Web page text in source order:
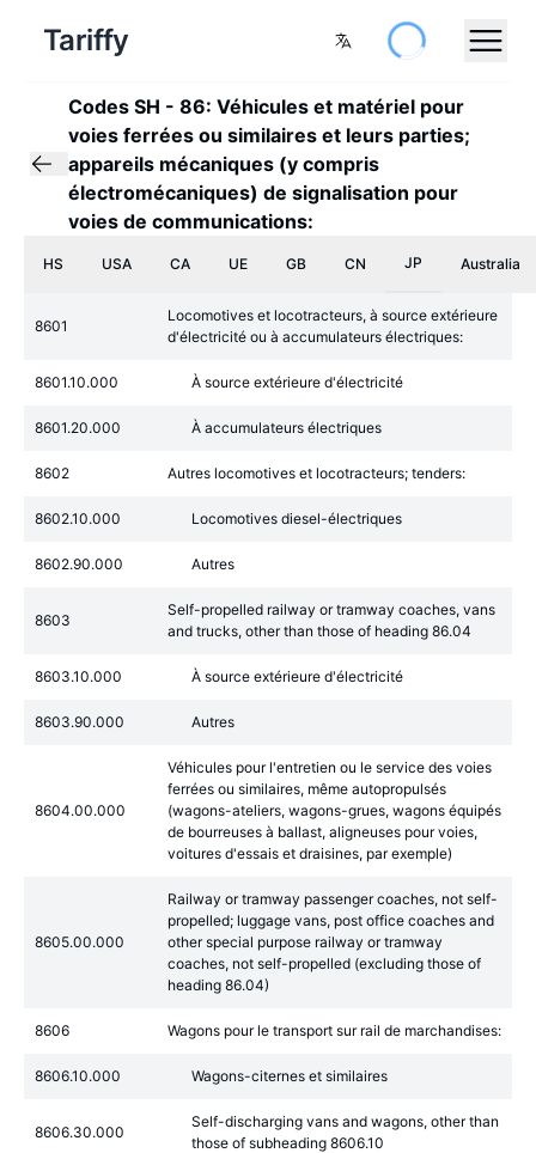
Tariffy
Codes SH - 86: Véhicules et matériel pour
voies ferrées ou similaires et leurs parties;
appareils mécaniques (y compris
électromécaniques) de signalisation pour
voies de communications:
HS USA CA UE GB CN JP Australia
8601
Locomotives et locotracteurs, à source extérieure
d'électricité ou à accumulateurs électriques:
8601.10.000 À source extérieure d'électricité
8601.20.000 À accumulateurs électriques
8602 Autres locomotives et locotracteurs; tenders:
8602.10.000 Locomotives diesel-électriques
8602.90.000 Autres
8603
Self-propelled railway or tramway coaches, vans
and trucks, other than those of heading 86.04
8603.10.000 À source extérieure d'électricité
8603.90.000 Autres
8604.00.000
Véhicules pour l'entretien ou le service des voies
ferrées ou similaires, même autopropulsés
(wagons-ateliers, wagons-grues, wagons équipés
de bourreuses à ballast, aligneuses pour voies,
voitures d'essais et draisines, par exemple)
8605.00.000
Railway or tramway passenger coaches, not self-
propelled; luggage vans, post office coaches and
other special purpose railway or tramway
coaches, not self-propelled (excluding those of
heading 86.04)
8606 Wagons pour le transport sur rail de marchandises:
8606.10.000 Wagons-citernes et similaires
8606.30.000
Self-discharging vans and wagons, other than
those of subheading 8606.10